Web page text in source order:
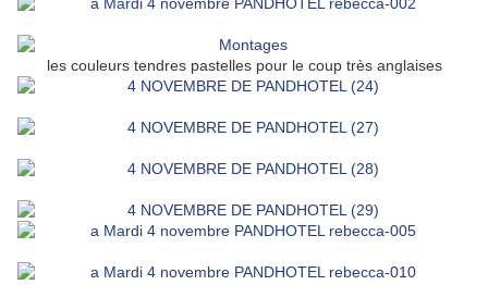
les couleurs tendres pastelles pour le coup très anglaises